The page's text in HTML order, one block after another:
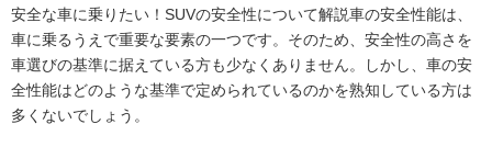
安全な車に乗りたい！SUVの安全性について解説車の安全性能は、
車に乗るうえで重要な要素の一つです。そのため、安全性の高さを
車選びの基準に据えている方も少なくありません。しかし、車の安
全性能はどのような基準で定められているのかを熟知している方は
多くないでしょう。